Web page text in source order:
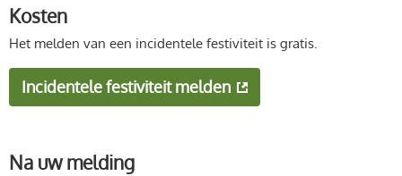
Kosten
Het melden van een incidentele festiviteit is gratis.
Incidentele festiviteit melden
Na uw melding